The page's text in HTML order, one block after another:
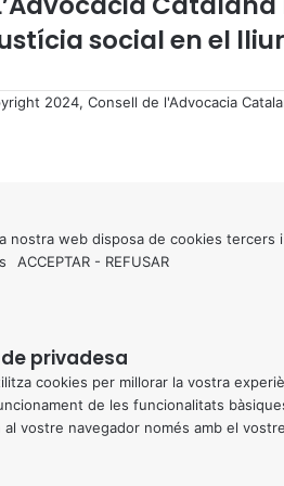
social en el
2024, Consell de l'Advocacia
nostra web disposa de cookies
ACCEPTAR - REFUSAR
privadesa
cookies per millorar la vostra
de les funcionalitats
al vostre navegador només amb el